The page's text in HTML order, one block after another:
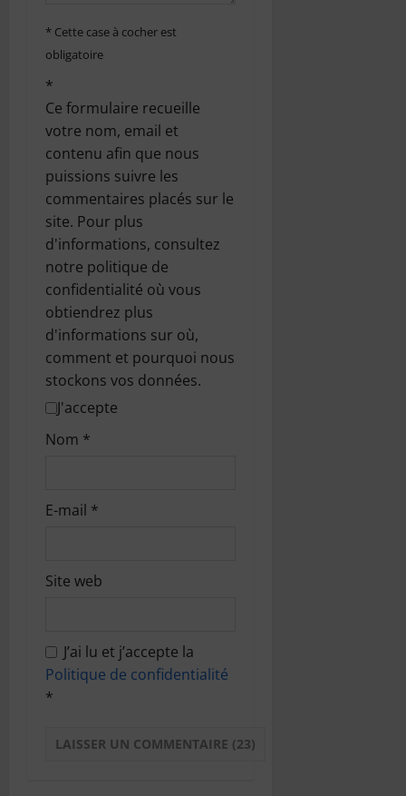
i
c
l
e
* Cette case à cocher est
obligatoire
*
Ce formulaire recueille
votre nom, email et
contenu afin que nous
puissions suivre les
commentaires placés sur le
site. Pour plus
d'informations, consultez
notre politique de
confidentialité où vous
obtiendrez plus
d'informations sur où,
comment et pourquoi nous
stockons vos données.
J'accepte
Nom *
E-mail *
Site web
J’ai lu et j’accepte la
Politique de confidentialité
*